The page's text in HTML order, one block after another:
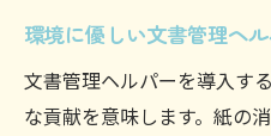
環境に優しい文書管理ヘ
文書管理ヘルパーを導入す
な貢献を意味します。紙の